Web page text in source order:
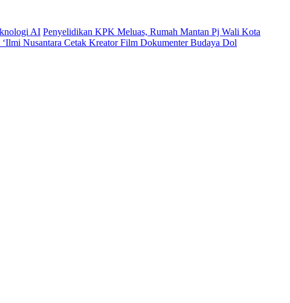
AI Penyelidikan KPK Meluas, Rumah Mantan Pj Wali Kota
‘Ilmi Nusantara Cetak Kreator Film Dokumenter Budaya Dol